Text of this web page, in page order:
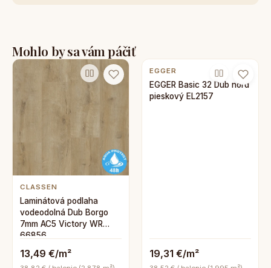
Mohlo by sa vám páčiť
CLASSEN
Laminátová podlaha
vodeodolná Dub Borgo
7mm AC5 Victory WR
66856
13,49 €/m²
EGGER
EGGER Basic 32 Dub nord
pieskový EL2157
19,31 €/m²